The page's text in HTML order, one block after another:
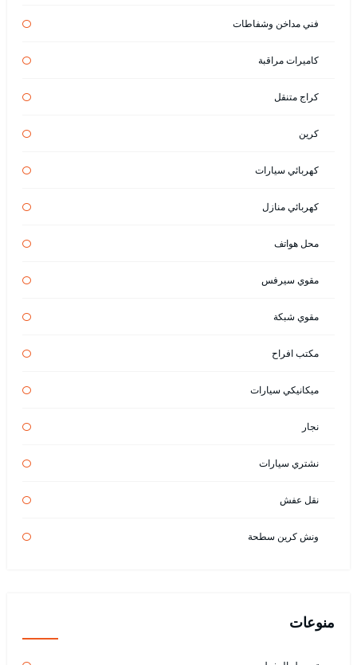
فني مداخن وشفاطات
كاميرات مراقبة
كراج متنقل
كرين
كهربائي سيارات
كهربائي منازل
محل هواتف
مقوي سيرفس
مقوي شبكة
مكتب افراح
ميكانيكي سيارات
نجار
نشتري سيارات
نقل عفش
ونش كرين سطحة
منوعات